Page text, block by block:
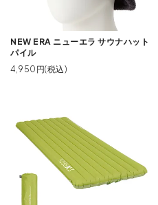
NEW ERA ニューエラ サウナハット
パイル
4,950円(税込)